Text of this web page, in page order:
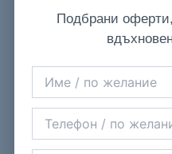
Подбрани